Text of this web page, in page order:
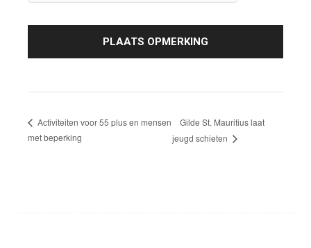
Activiteiten voor 55 plus en mensen
met beperking
Gilde St. Mauritius laat
jeugd schieten